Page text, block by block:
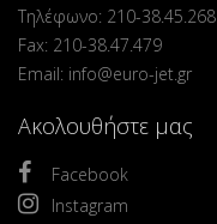
Τηλέφωνο: 210-38.45.268
Fax: 210-38.47.479
Email: info@euro-jet.gr
Ακολουθήστε μας
Facebook
Instagram